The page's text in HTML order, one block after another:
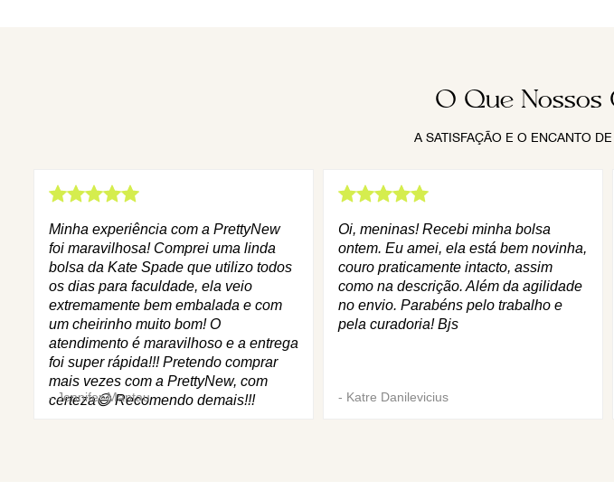
O Que Nossos
A SATISFAÇÃO E O ENCANTO
Minha experiência com a PrettyNew
foi maravilhosa! Comprei uma linda
bolsa da Kate Spade que utilizo todos
os dias para faculdade, ela veio
extremamente bem embalada e com
um cheirinho muito bom! O
atendimento é maravilhoso e a entrega
foi super rápida!!! Pretendo comprar
mais vezes com a PrettyNew, com
certeza😄 Recomendo demais!!!
-Jennifer Mantau
Oi, meninas! Recebi minha bolsa
ontem. Eu amei, ela está bem novinha,
couro praticamente intacto, assim
como na descrição. Além da agilidade
no envio. Parabéns pelo trabalho e
pela curadoria! Bjs
- Katre Danilevicius